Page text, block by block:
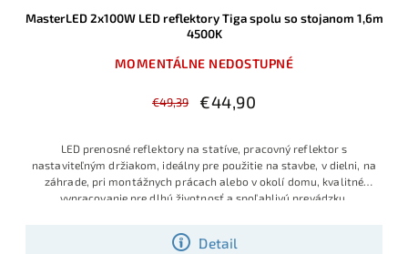
MasterLED 2x100W LED reflektory Tiga spolu so stojanom 1,6m
4500K
MOMENTÁLNE NEDOSTUPNÉ
€49,39 €44,90
Detail
LED prenosné reflektory na statíve, pracovný reflektor s
nastaviteľným držiakom, ideálny pre použitie na stavbe, v dielni, na
záhrade, pri montážnych prácach alebo v okolí domu, kvalitné
vypracovanie pre dlhú životnosť a spoľahlivú prevádzku,